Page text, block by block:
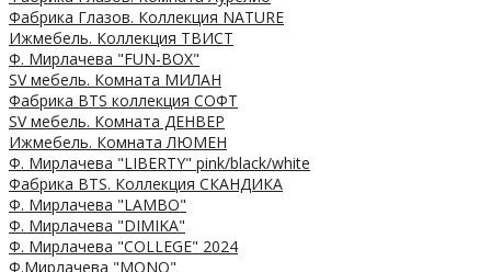
Фабрика Глазов. Коллекция NATURE
Ижмебель. Коллекция ТВИСТ
Ф. Мирлачева "FUN-BOX"
SV мебель. Комната МИЛАН
Фабрика BTS коллекция СОФТ
SV мебель. Комната ДЕНВЕР
Ижмебель. Комната ЛЮМЕН
Ф. Мирлачева "LIBERTY" pink/black/white
Фабрика BTS. Коллекция СКАНДИКА
Ф. Мирлачева "LAMBO"
Ф. Мирлачева "DIMIKA"
Ф. Мирлачева "COLLEGE" 2024
Ф.Мирлачева "MONO"